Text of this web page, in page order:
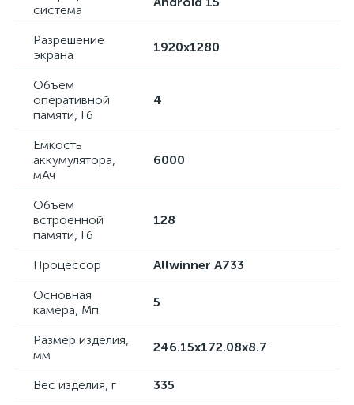
система
Разрешение
экрана
1920x1280
Объем
оперативной
памяти, Гб
4
Емкость
аккумулятора,
мАч
6000
Объем
встроенной
памяти, Гб
128
Процессор
Allwinner A733
Основная
камера, Мп
5
Размер изделия,
мм
246.15x172.08x8.7
Вес изделия, г
335